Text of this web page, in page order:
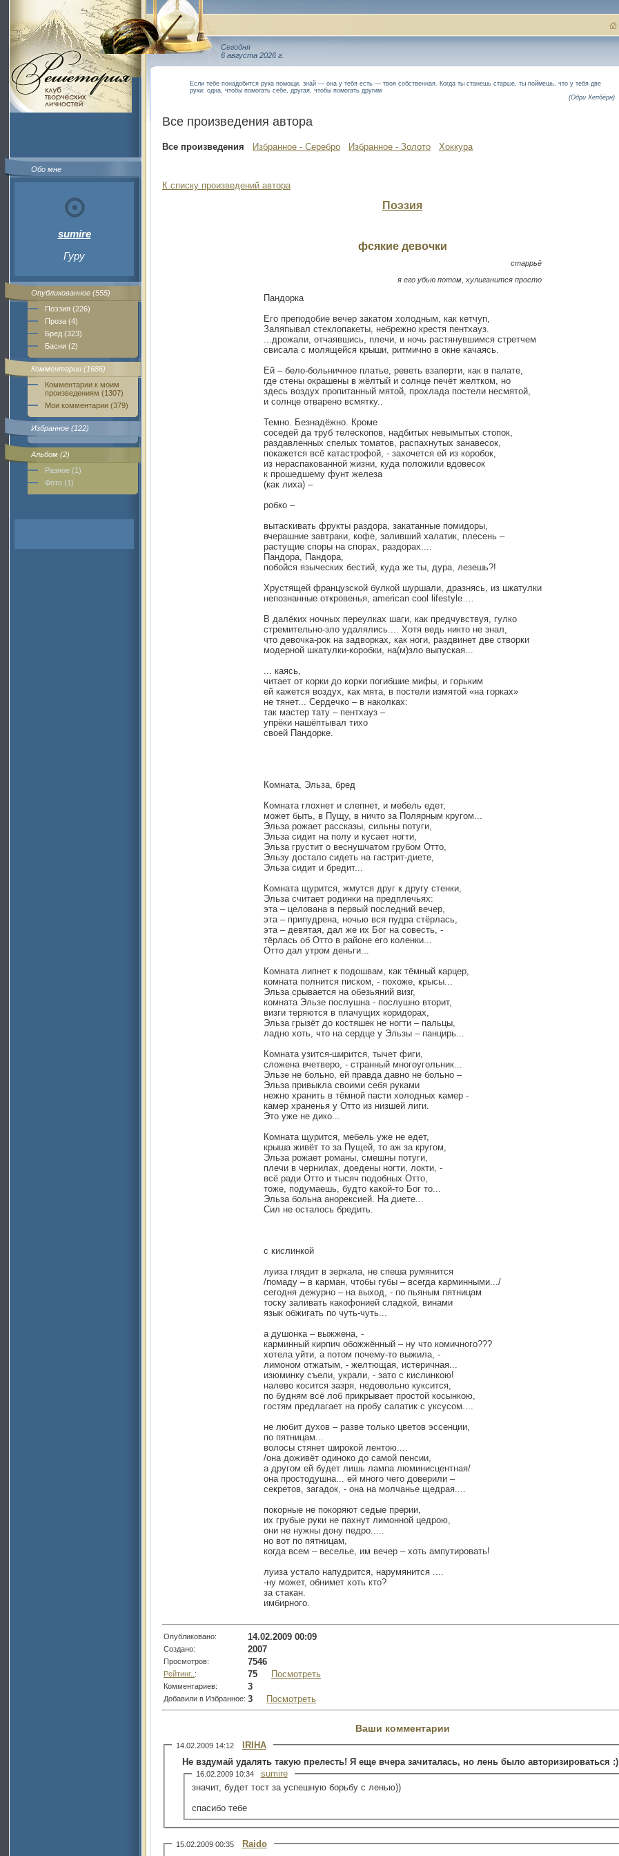
Обо мне
sumire
Гуру
Опубликованное (555)
Поэзия (226)
Проза (4)
Бред (323)
Басни (2)
Комментарии (1686)
Комментарии к моим
произведениям (1307)
Мои комментарии (379)
Избранное (122)
Альбом (2)
Разное (1)
Фото (1)
Сегодня
6 августа 2026 г.
Если тебе понадобится рука помощи, знай — она у тебя есть — твоя собственная. Когда ты станешь старше, ты поймешь, что у тебя две
руки: одна, чтобы помогать себе, другая, чтобы помогать другим
(Одри Хепбёрн)
Все произведения автора
Все произведения Избранное - Серебро Избранное - Золото Хоккура
К списку произведений автора
Поэзия
фсякие девочки
старрьё
я его убью потом, хулиганится просто
Пандорка
Его преподобие вечер закатом холодным, как кетчуп,
Заляпывал стеклопакеты, небрежно крестя пентхауз.
...дрожали, отчаявшись, плечи, и ночь растянувшимся стретчем
свисала с молящейся крыши, ритмично в окне качаясь.
Ей – бело-больничное платье, реветь взаперти, как в палате,
где стены окрашены в жёлтый и солнце печёт желтком, но
здесь воздух пропитанный мятой, прохлада постели несмятой,
и солнце отварено всмятку..
Темно. Безнадёжно. Кроме
соседей да труб телескопов, надбитых невымытых стопок,
раздавленных спелых томатов, распахнутых занавесок,
покажется всё катастрофой, - захочется ей из коробок,
из нераспакованной жизни, куда положили вдовесок
к прошедшему фунт железа
(как лиха) –
робко –
вытаскивать фрукты раздора, закатанные помидоры,
вчерашние завтраки, кофе, заливший халатик, плесень –
растущие споры на спорах, раздорах....
Пандора, Пандора,
побойся языческих бестий, куда же ты, дура, лезешь?!
Хрустящей французской булкой шуршали, дразнясь, из шкатулки
непознанные откровенья, american cool lifestyle….
В далёких ночных переулках шаги, как предчувствуя, гулко
стремительно-зло удалялись.... Хотя ведь никто не знал,
что девочка-рок на задворках, как ноги, раздвинет две створки
модерной шкатулки-коробки, на(м)зло выпуская...
... каясь,
читает от корки до корки погибшие мифы, и горьким
ей кажется воздух, как мята, в постели измятой «на горках»
не тянет... Сердечко – в наколках:
так мастер тату – пентхауз –
упрёки нашёптывал тихо
своей Пандорке.
Комната, Эльза, бред
Комната глохнет и слепнет, и мебель едет,
может быть, в Пущу, в ничто за Полярным кругом...
Эльза рожает рассказы, сильны потуги,
Эльза сидит на полу и кусает ногти,
Эльза грустит о веснушчатом грубом Отто,
Эльзу достало сидеть на гастрит-диете,
Эльза сидит и бредит...
Комната щурится, жмутся друг к другу стенки,
Эльза считает родинки на предплечьях:
эта – целована в первый последний вечер,
эта – припудрена, ночью вся пудра стёрлась,
эта – девятая, дал же их Бог на совесть, -
тёрлась об Отто в районе его коленки...
Отто дал утром деньги...
Комната липнет к подошвам, как тёмный карцер,
комната полнится писком, - похоже, крысы...
Эльза срывается на обезьяний визг,
комната Эльзе послушна - послушно вторит,
визги теряются в плачущих коридорах,
Эльза грызёт до костяшек не ногти – пальцы,
ладно хоть, что на сердце у Эльзы – панцирь...
Комната узится-ширится, тычет фиги,
сложена вчетверо, - странный многоугольник...
Эльзе не больно, ей правда давно не больно –
Эльза привыкла своими себя руками
нежно хранить в тёмной пасти холодных камер -
камер храненья у Отто из низшей лиги.
Это уже не дико...
Комната щурится, мебель уже не едет,
крыша живёт то за Пущей, то аж за кругом,
Эльза рожает романы, смешны потуги,
плечи в чернилах, доедены ногти, локти, -
всё ради Отто и тысяч подобных Отто,
тоже, подумаешь, будто какой-то Бог то...
Эльза больна анорексией. На диете...
Сил не осталось бредить.
с кислинкой
луиза глядит в зеркала, не спеша румянится
/помаду – в карман, чтобы губы – всегда карминными.../
сегодня дежурно – на выход, - по пьяным пятницам
тоску заливать какофонией сладкой, винами
язык обжигать по чуть-чуть...
а душонка – выжжена, -
карминный кирпич обожжённый – ну что комичного???
хотела уйти, а потом почему-то выжила, -
лимоном отжатым, - желтющая, истеричная...
изюминку съели, украли, - зато с кислинкою!
налево косится зазря, недовольно куксится,
по будням всё лоб прикрывает простой косынкою,
гостям предлагает на пробу салатик с уксусом....
не любит духов – разве только цветов эссенции,
по пятницам...
волосы стянет широкой лентою....
/она доживёт одиноко до самой пенсии,
а другом ей будет лишь лампа люминисцентная/
она простодушна... ей много чего доверили –
секретов, загадок, - она на молчанье щедрая....
покорные не покоряют седые прерии,
их грубые руки не пахнут лимонной цедрою,
они не нужны дону педро.....
но вот по пятницам,
когда всем – веселье, им вечер – хоть ампутировать!
луиза устало напудрится, нарумянится ....
-ну может, обнимет хоть кто?
за стакан.
имбирного.
Опубликовано: 14.02.2009 00:09
Создано: 2007
Просмотров: 7546
Рейтинг.. : 75 Посмотреть
Комментариев: 3
Добавили в Избранное: 3 Посмотреть
Ваши комментарии
14.02.2009 14:12
IRIHA
Не вздумай удалять такую прелесть! Я еще вчера зачиталась, но лень было авторизироваться :)
16.02.2009 10:34
sumire
значит, будет тост за успешную борьбу с ленью))
спасибо тебе
15.02.2009 00:35
Raido